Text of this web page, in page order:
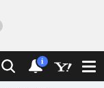
検索 通知
i